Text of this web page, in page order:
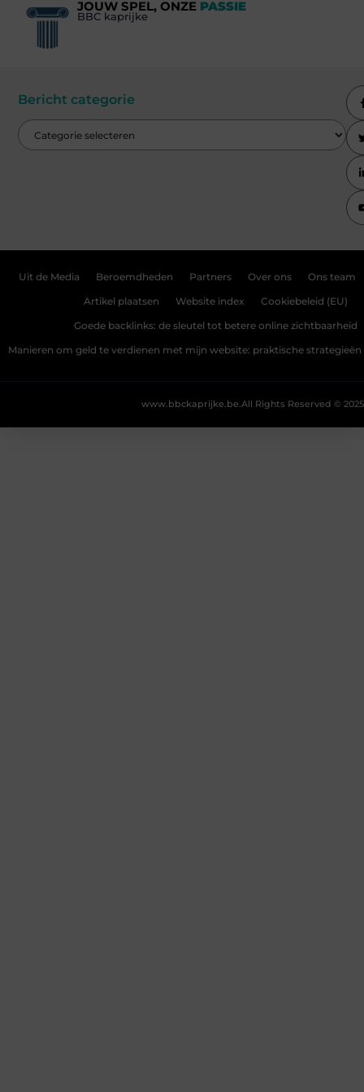
JOUW SPEL, ONZE PASSIE
BBC kaprijke
Bericht categorie
Uit de Media Beroemdheden Partners Over ons Ons team
Artikel plaatsen Website index Cookiebeleid (EU)
Goede backlinks: de sleutel tot betere online zichtbaarheid
Manieren om geld te verdienen met mijn website: praktische strategieën
All Rights Reserved © 2025
www.bbckaprijke.be.